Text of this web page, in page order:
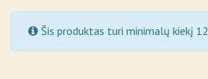
Šis produktas turi minimalų kiekį 12